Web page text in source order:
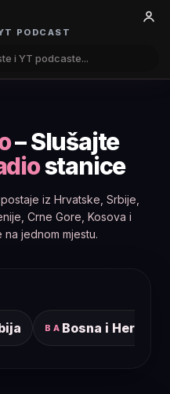
PODCAST
– Slušajte
stanice
iz Hrvatske, Srbije,
Crne Gore, Kosova i
jednom mjestu.
BA Bosna i